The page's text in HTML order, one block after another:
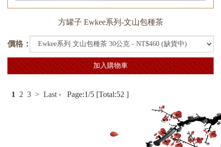
方罐子 Ewkee系列-文山包種茶
價格：
加入購物車
1 2 3 > Last › Page:1/5 [Total:52 ]